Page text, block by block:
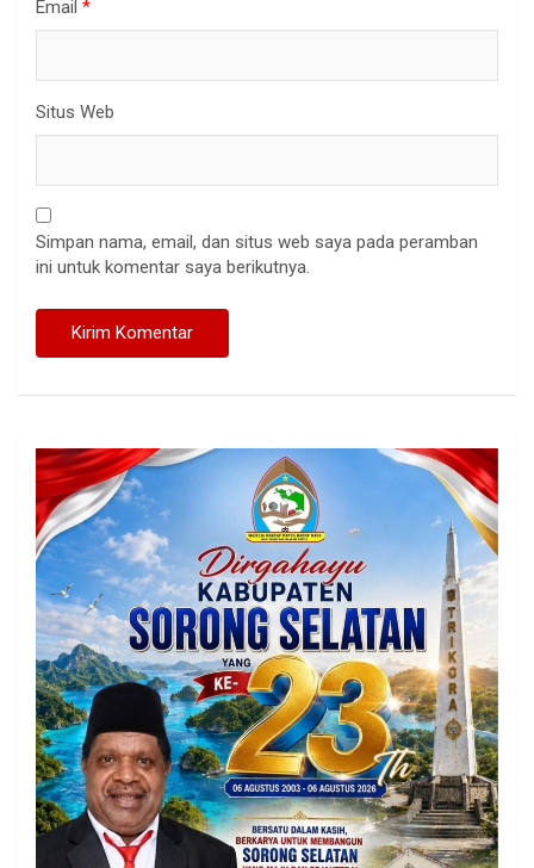
Email *
Situs Web
Simpan nama, email, dan situs web saya pada peramban
ini untuk komentar saya berikutnya.